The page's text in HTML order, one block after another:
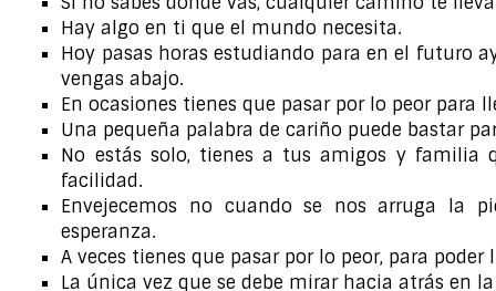
Hay algo en ti que el mundo necesita.
Hoy pasas horas estudiando para en el futuro
vengas abajo.
En ocasiones tienes que pasar por lo peor para
Una pequeña palabra de cariño puede bastar
No estás solo, tienes a tus amigos y familia
facilidad.
Envejecemos no cuando se nos arruga la
esperanza.
A veces tienes que pasar por lo peor, para
La única vez que se debe mirar hacia atrás en